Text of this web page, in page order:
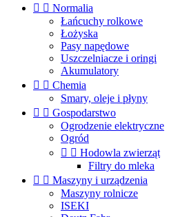
  Normalia
Łańcuchy rolkowe
Łożyska
Pasy napędowe
Uszczelniacze i oringi
Akumulatory
  Chemia
Smary, oleje i płyny
  Gospodarstwo
Ogrodzenie elektryczne
Ogród
  Hodowla zwierząt
Filtry do mleka
  Maszyny i urządzenia
Maszyny rolnicze
ISEKI